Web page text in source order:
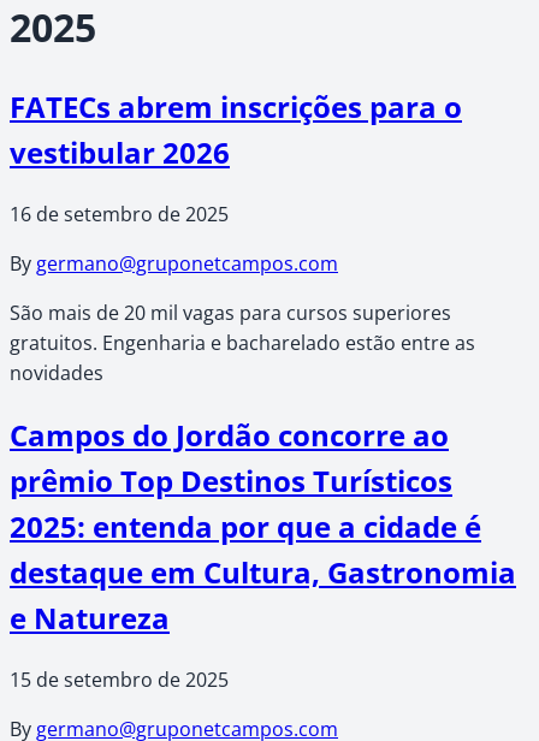
2025
FATECs abrem inscrições para o
vestibular 2026
16 de setembro de 2025
By germano@gruponetcampos.com
São mais de 20 mil vagas para cursos superiores
gratuitos. Engenharia e bacharelado estão entre as
novidades
Campos do Jordão concorre ao
prêmio Top Destinos Turísticos
2025: entenda por que a cidade é
destaque em Cultura, Gastronomia
e Natureza
15 de setembro de 2025
By germano@gruponetcampos.com